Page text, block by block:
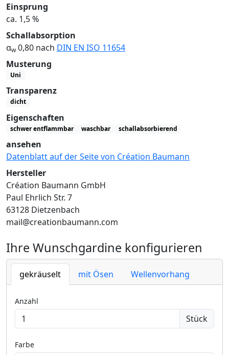
Einsprung
ca. 1,5 %
Schallabsorption
αw0,80 nach DIN EN ISO 11654
Musterung
Uni
Transparenz
dicht
Eigenschaften
schwer entflammbar waschbar schallabsorbierend
ansehen
Datenblatt auf der Seite von Création Baumann
Hersteller
Création Baumann GmbH
Paul Ehrlich Str. 7
63128 Dietzenbach
mail@creationbaumann.com
Ihre Wunschgardine konfigurieren
gekräuselt mit Ösen Wellenvorhang
Anzahl
Stück
Farbe